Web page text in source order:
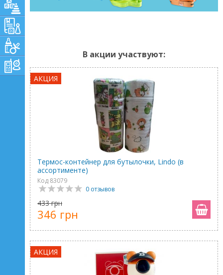
В акции участвуют:
АКЦИЯ
Термос-контейнер для бутылочки, Lindo (в
ассортименте)
Код 83079
0 отзывов
433 грн
346 грн
АКЦИЯ